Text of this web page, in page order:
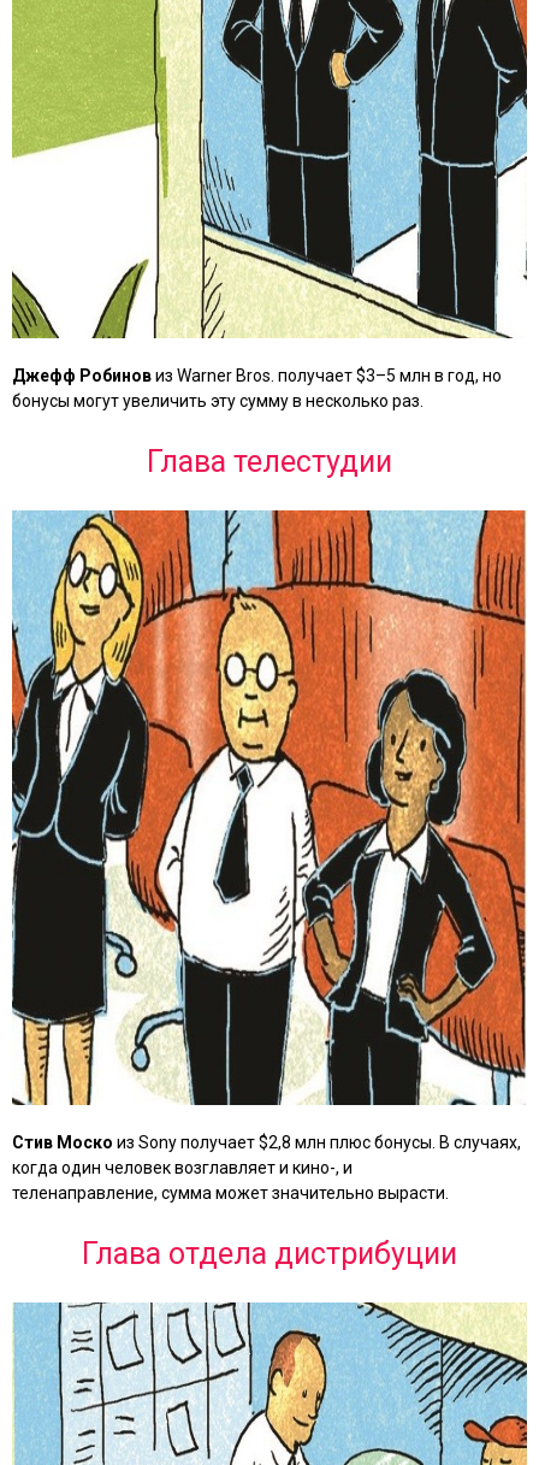
Джефф Робиновиз Warner Bros. получает $3–5 млн в год, но
бонусы могут увеличить эту сумму в несколько раз.
Глава телестудии
Стив Моско из Sony получает $2,8 млн плюс бонусы. В случаях,
когда один человек возглавляет и кино-, и
теленаправление, сумма может значительно вырасти.
Глава отдела дистрибуции